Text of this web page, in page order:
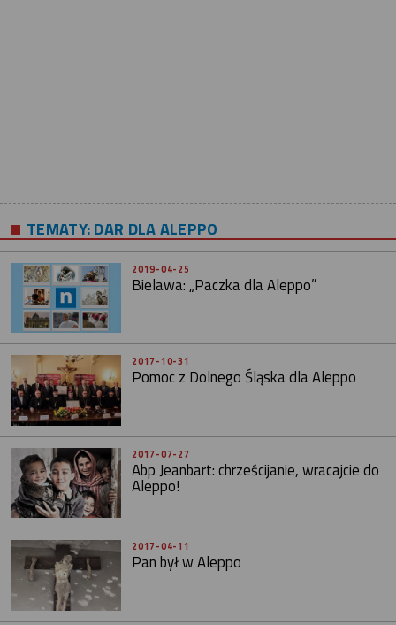
TEMATY:DAR DLA ALEPPO
2019-04-25
Bielawa: „Paczka dla Aleppo”
2017-10-31
Pomoc z Dolnego Śląska dla Aleppo
2017-07-27
Abp Jeanbart: chrześcijanie, wracajcie do
Aleppo!
2017-04-11
Pan był w Aleppo